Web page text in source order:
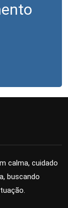
calma, cuidado
buscando